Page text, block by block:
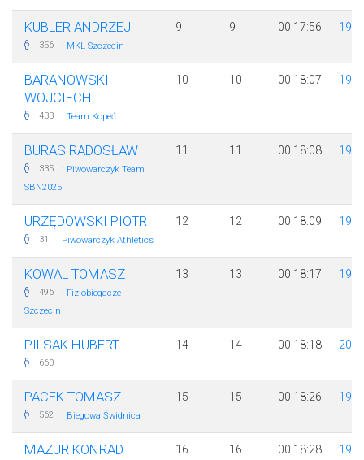
KUBLER ANDRZEJ
356 · MKL Szczecin
9 9 00:17:56 1982
BARANOWSKI
WOJCIECH
433 · Team Kopeć
10 10 00:18:07 1985
BURAS RADOSŁAW
335 · Piwowarczyk Team
SBN2025
11 11 00:18:08 1989
URZĘDOWSKI PIOTR
31 · Piwowarczyk Athletics
12 12 00:18:09 1988
KOWAL TOMASZ
496 · Fizjobiegacze
Szczecin
13 13 00:18:17 1970
PILSAK HUBERT
660
14 14 00:18:18 2000
PACEK TOMASZ
562 · Biegowa Świdnica
15 15 00:18:26 1990
MAZUR KONRAD 16 16 00:18:28 1990